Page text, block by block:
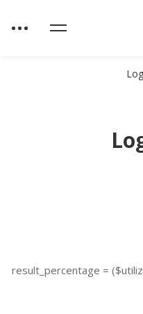
$result_percentage =